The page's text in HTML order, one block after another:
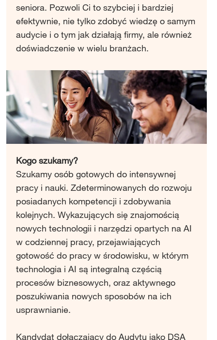
seniora. Pozwoli Ci to szybciej i bardziej
efektywnie, nie tylko zdobyć wiedzę o samym
audycie i o tym jak działają firmy, ale również
doświadczenie w wielu branżach.
Kogo szukamy?
Szukamy osób gotowych do intensywnej
pracy i nauki. Zdeterminowanych do rozwoju
posiadanych kompetencji i zdobywania
kolejnych. Wykazujących się znajomością
nowych technologii i narzędzi opartych na AI
w codziennej pracy, przejawiających
gotowość do pracy w środowisku, w którym
technologia i AI są integralną częścią
procesów biznesowych, oraz aktywnego
poszukiwania nowych sposobów na ich
usprawnianie.
Kandydat dołączający do Audytu jako DSA